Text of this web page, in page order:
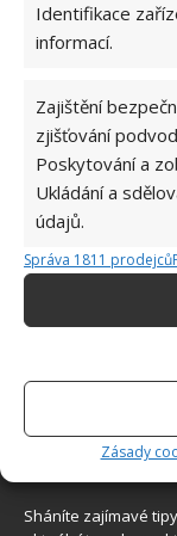
Identifikace
informací.
Zajištění
zjišťování
Poskytování a
Ukládání a
údajů.
Správa 1811 prodejců
Zásady
Sháníte zajímavé